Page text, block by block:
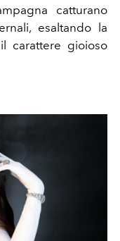
catturano
esaltando la
carattere gioioso